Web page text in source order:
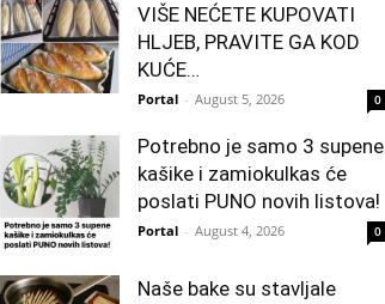
VIŠE NEĆETE KUPOVATI
HLJEB, PRAVITE GA KOD
KUĆE…
Portal - August 5, 2026 0
Potrebno je samo 3 supene
kašike i zamiokulkas će
poslati PUNO novih listova!
Portal - August 4, 2026 0
Naše bake su stavljale